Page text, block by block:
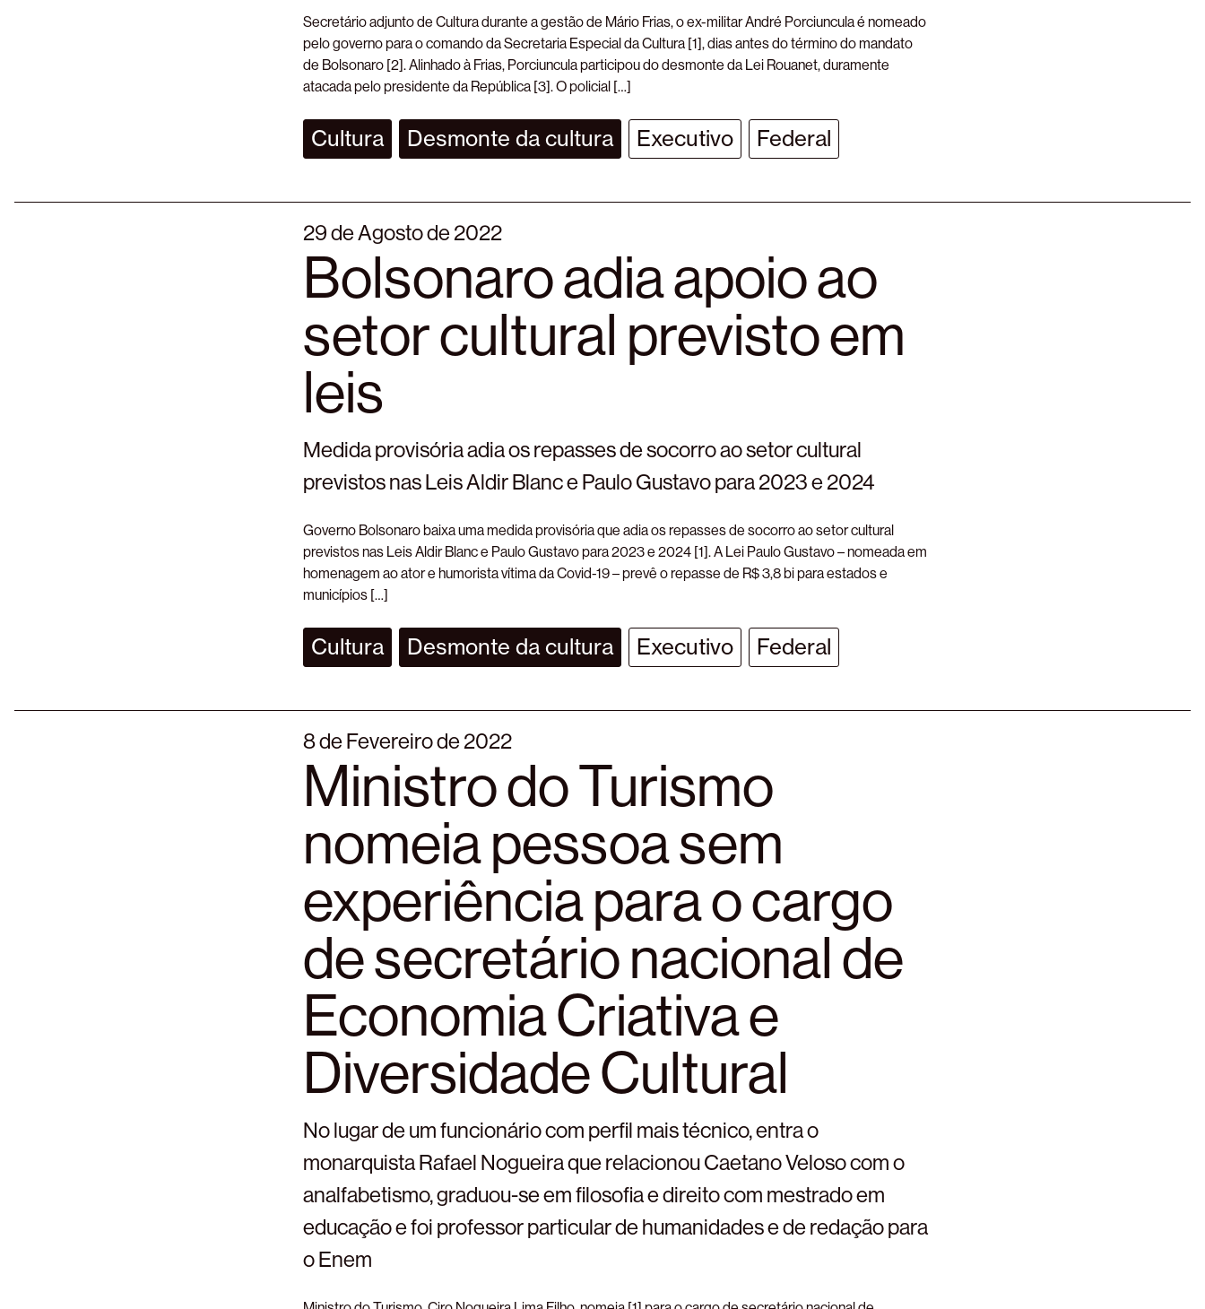
Secretário adjunto de Cultura durante a gestão de Mário Frias, o ex-militar André Porciuncula é nomeado
pelo governo para o comando da Secretaria Especial da Cultura [1], dias antes do término do mandato
de Bolsonaro [2]. Alinhado à Frias, Porciuncula participou do desmonte da Lei Rouanet, duramente
atacada pelo presidente da República [3]. O policial […]
Cultura Desmonte da cultura Executivo Federal
29 de Agosto de 2022
Bolsonaro adia apoio ao
setor cultural previsto em
leis
Medida provisória adia os repasses de socorro ao setor cultural
previstos nas Leis Aldir Blanc e Paulo Gustavo para 2023 e 2024
Governo Bolsonaro baixa uma medida provisória que adia os repasses de socorro ao setor cultural
previstos nas Leis Aldir Blanc e Paulo Gustavo para 2023 e 2024 [1]. A Lei Paulo Gustavo – nomeada em
homenagem ao ator e humorista vítima da Covid-19 – prevê o repasse de R$ 3,8 bi para estados e
municípios […]
Cultura Desmonte da cultura Executivo Federal
8 de Fevereiro de 2022
Ministro do Turismo
nomeia pessoa sem
experiência para o cargo
de secretário nacional de
Economia Criativa e
Diversidade Cultural
No lugar de um funcionário com perfil mais técnico, entra o
monarquista Rafael Nogueira que relacionou Caetano Veloso com o
analfabetismo, graduou-se em filosofia e direito com mestrado em
educação e foi professor particular de humanidades e de redação para
o Enem